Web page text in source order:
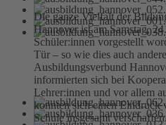
Die ganze Vielfalt der
Hannover ist am Samstag,
Schüler:innen vorgestellt
Tür – so wie dies auch
Ausbildungsverbund
informierten sich bei
Lehrer:innen und vor allem
konnten sich einen Eindruck
Schule insgesamt